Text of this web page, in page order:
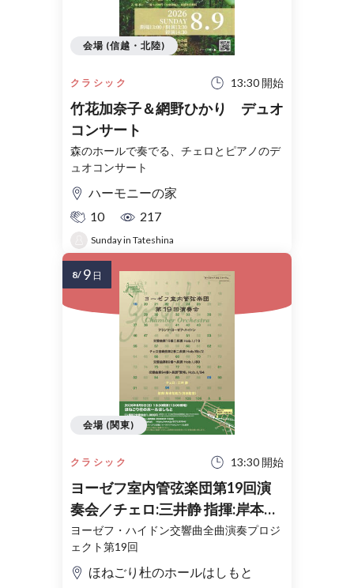
クラシック 13:30 開始
竹花加奈子＆網野ひかり デュオ
コンサート
森のホールで奏でる、チェロとピアノのデ
ュオコンサート
ハーモニーの家
10
217
Sunday in Tateshina
会場 (信越・北陸)
クラシック 13:30 開始
ヨーゼフ室内管弦楽団第19回演
奏会／チェロ:三井静 指揮:岸本祐
有乃(音楽監督)
ヨーゼフ・ハイドン交響曲全曲演奏プロジ
ェクト第19回
ほねごり杜のホールはしもと
会場 (関東)
8/ 9 日